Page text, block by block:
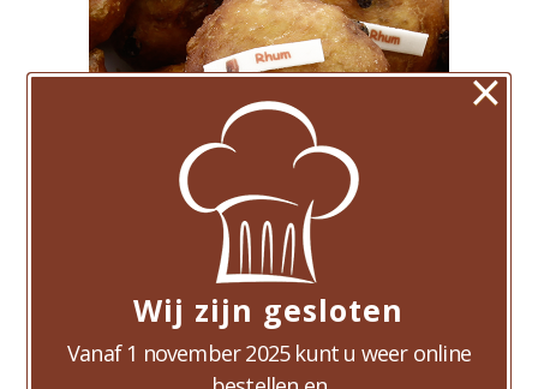
2 Rhumbollen
6,00
Wij zijn gesloten
Vanaf 1 november 2025 kunt u weer online
×